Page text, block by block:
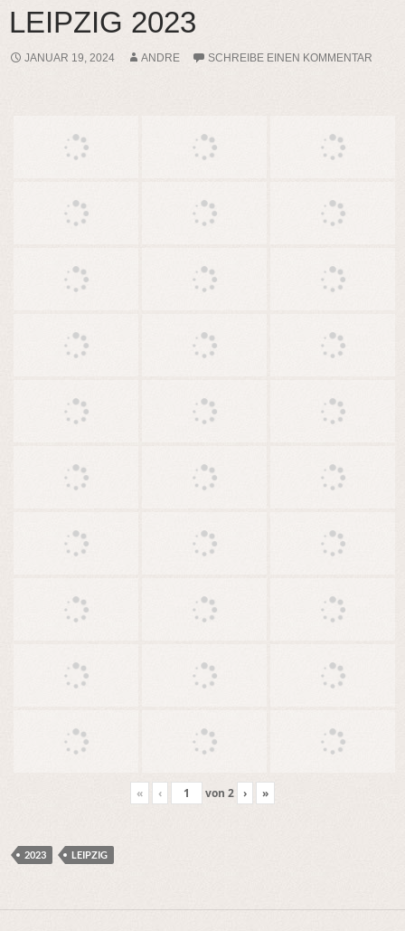
LEIPZIG 2023
JANUAR 19, 2024 ANDRE SCHREIBE EINEN KOMMENTAR
« ‹ von 2 › »
2023 LEIPZIG